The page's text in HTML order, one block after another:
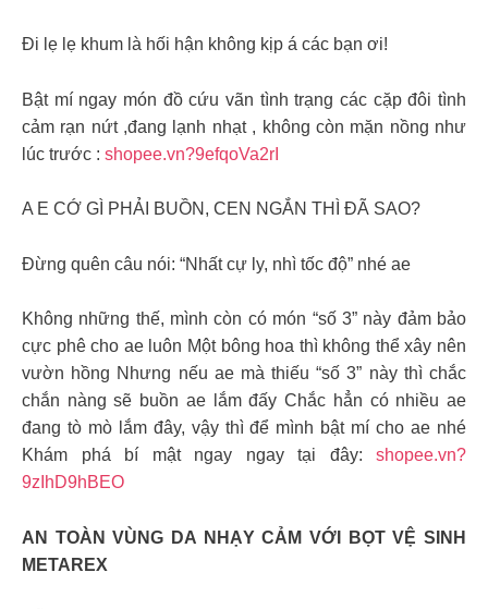
Đi lẹ lẹ khum là hối hận không kịp á các bạn ơi!
Bật mí ngay món đồ cứu vãn tình trạng các cặp đôi tình
cảm rạn nứt ,đang lạnh nhạt , không còn mặn nồng như
lúc trước : shopee.vn?9efqoVa2rI
A E CỚ GÌ PHẢI BUỒN, CEN NGẮN THÌ ĐÃ SAO?
Đừng quên câu nói: “Nhất cự ly, nhì tốc độ” nhé ae
Không những thế, mình còn có món “số 3” này đảm bảo
cực phê cho ae luôn Một bông hoa thì không thể xây nên
vườn hồng Nhưng nếu ae mà thiếu “số 3” này thì chắc
chắn nàng sẽ buồn ae lắm đấy Chắc hẳn có nhiều ae
đang tò mò lắm đây, vậy thì để mình bật mí cho ae nhé
Khám phá bí mật ngay ngay tại đây: shopee.vn?
9zIhD9hBEO
AN TOÀN VÙNG DA NHẠY CẢM VỚI BỌT VỆ SINH
METAREX